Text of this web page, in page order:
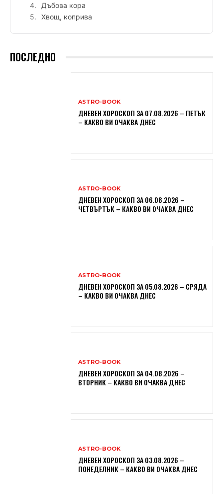
Дъбова кора
Хвощ, коприва
ПОСЛЕДНО
ASTRO-BOOK
ДНЕВЕН ХОРОСКОП ЗА 07.08.2026 – ПЕТЪК
– КАКВО ВИ ОЧАКВА ДНЕС
ASTRO-BOOK
ДНЕВЕН ХОРОСКОП ЗА 06.08.2026 –
ЧЕТВЪРТЪК – КАКВО ВИ ОЧАКВА ДНЕС
ASTRO-BOOK
ДНЕВЕН ХОРОСКОП ЗА 05.08.2026 – СРЯДА
– КАКВО ВИ ОЧАКВА ДНЕС
ASTRO-BOOK
ДНЕВЕН ХОРОСКОП ЗА 04.08.2026 –
ВТОРНИК – КАКВО ВИ ОЧАКВА ДНЕС
ASTRO-BOOK
ДНЕВЕН ХОРОСКОП ЗА 03.08.2026 –
ПОНЕДЕЛНИК – КАКВО ВИ ОЧАКВА ДНЕС